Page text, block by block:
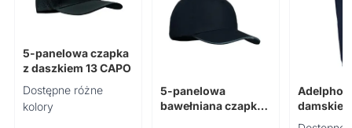
5-panelowa czapka
z daszkiem 13 CAPO
Dostępne różne
kolory
5-panelowa
bawełniana czapka
Adelpho
damskie